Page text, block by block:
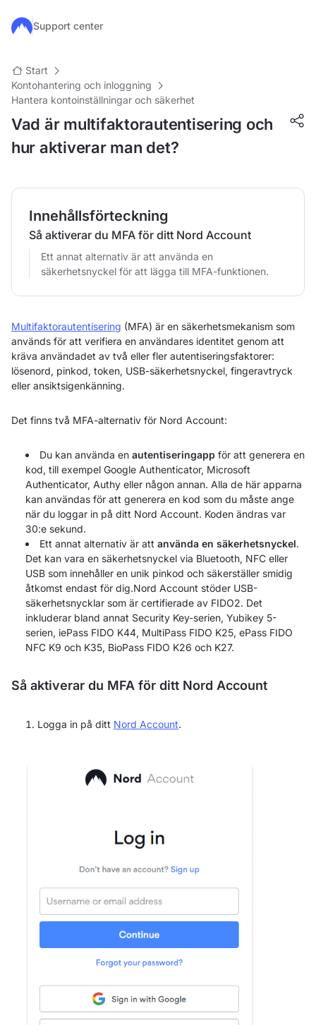
Hoppa till huvudinnehåll
Support center
Start
Kontohantering och inloggning
Hantera kontoinställningar och säkerhet
Vad är multifaktorautentisering och
hur aktiverar man det?
Innehållsförteckning
Så aktiverar du MFA för ditt Nord Account
Ett annat alternativ är att använda en
säkerhetsnyckel för att lägga till MFA-funktionen.
Multifaktorautentisering (MFA) är en säkerhetsmekanism som
används för att verifiera en användares identitet genom att
kräva användadet av två eller fler autentiseringsfaktorer:
lösenord, pinkod, token, USB-säkerhetsnyckel, fingeravtryck
eller ansiktsigenkänning.
Det finns två MFA-alternativ för Nord Account:
Du kan använda en autentiseringapp för att generera en
kod, till exempel Google Authenticator, Microsoft
Authenticator, Authy eller någon annan. Alla de här apparna
kan användas för att generera en kod som du måste ange
när du loggar in på ditt Nord Account. Koden ändras var
30:e sekund.
Ett annat alternativ är att använda en säkerhetsnyckel.
Det kan vara en säkerhetsnyckel via Bluetooth, NFC eller
USB som innehåller en unik pinkod och säkerställer smidig
åtkomst endast för dig.Nord Account stöder USB-
säkerhetsnycklar som är certifierade av FIDO2. Det
inkluderar bland annat Security Key-serien, Yubikey 5-
serien, iePass FIDO K44, MultiPass FIDO K25, ePass FIDO
NFC K9 och K35, BioPass FIDO K26 och K27.
Så aktiverar du MFA för ditt Nord Account
Logga in på ditt Nord Account.